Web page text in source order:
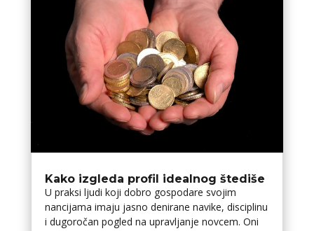
Kako izgleda profil idealnog štediše
U praksi ljudi koji dobro gospodare svojim
financijama imaju jasno definirane navike, disciplinu
i dugoročan pogled na upravljanje novcem. Oni